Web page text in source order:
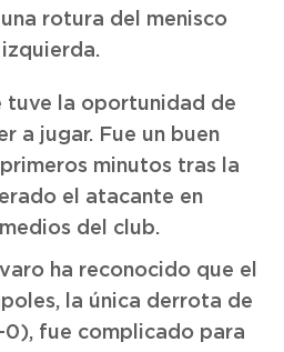
rotura del menisco
tuve la oportunidad de
a jugar. Fue un buen
minutos tras la
el atacante en
del club.
ha reconocido que el
la única derrota de
0), fue complicado para